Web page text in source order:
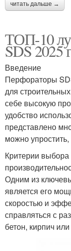
читать дальше →
ТОП-10
SDS 2025
Введение
Перфораторы
для
себе высокую
удобство
представлено
можно
Критерии
Одним из
является его
скоростью и
справляться с
бетон, кирпич